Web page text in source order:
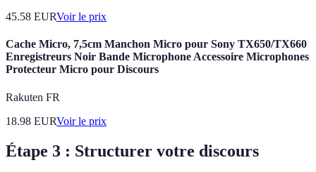
45.58 EURVoir le prix
Cache Micro, 7,5cm Manchon Micro pour Sony TX650/TX660
Enregistreurs Noir Bande Microphone Accessoire Microphones
Protecteur Micro pour Discours
Rakuten FR
18.98 EURVoir le prix
Étape 3 : Structurer votre discours